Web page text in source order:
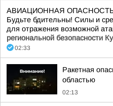
АВИАЦИОННАЯ ОПАСНОСТЬ в
Будьте бдительны! Силы и
для отражения возможной
региональной безопасности
02:33
Ракетная
областью
02:13